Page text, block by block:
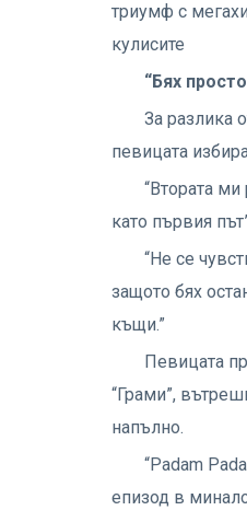
триумф с
кулисите
“Бях
За разлика
певицата
“Втората
като първия
“Не се
защото бях
къщи.”
Певицата
“Грами”,
напълно.
“Padam
епизод в